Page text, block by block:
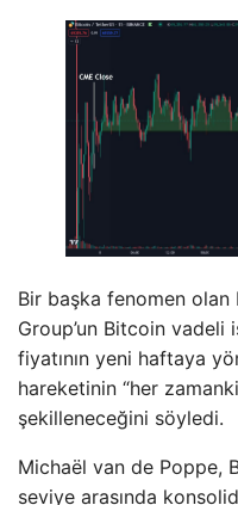
Bir başka fenomen olan
Group’un Bitcoin vadeli
fiyatının yeni haftaya
hareketinin “her
şekilleneceğini söyledi.
Michaël van de Poppe,
seviye arasında